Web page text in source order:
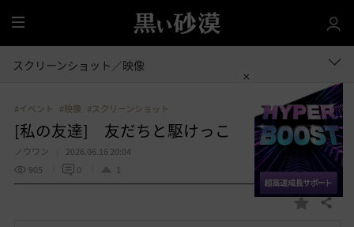
全
体
スクリーンショット／映像
#イベント #映像 #スクリーンショット
[私の友達] 友だちと駆けっこ
ノウワン
2026.06.16 20:04
905
0 1
お 共有する